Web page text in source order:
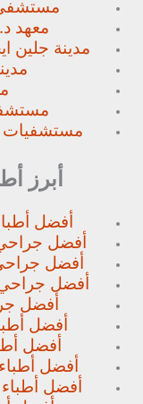
مستشفى
معهد
مدينة جلين
مستشفيات
أبرز
أفضل
أفضل
أفضل
أفضل جراحي
أفضل
أفضل
أفضل
أفضل
أفضل